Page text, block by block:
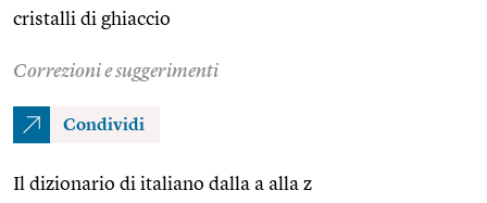
cristalli di ghiaccio
Correzioni e suggerimenti
Condividi
Il dizionario di italiano dalla a alla z